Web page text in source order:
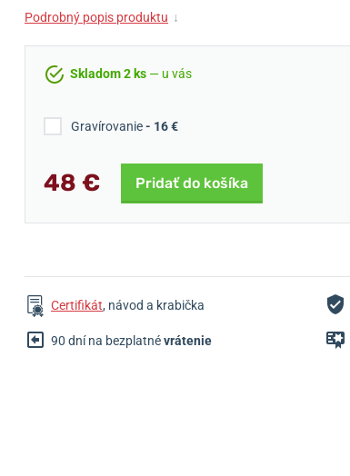
Podrobný popis produktu ↓
Skladom 2 ks — u vás
Gravírovanie- 16 €
48 € Pridať do košíka
Certifikát, návod a krabička
90 dní na bezplatnévrátenie